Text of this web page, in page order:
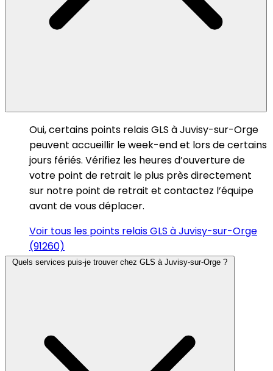
Oui, certains points relais GLS à Juvisy-sur-Orge
peuvent accueillir le week-end et lors de certains
jours fériés. Vérifiez les heures d’ouverture de
votre point de retrait le plus près directement
sur notre point de retrait et contactez l’équipe
avant de vous déplacer.
Voir tous les points relais GLS à Juvisy-sur-Orge
(91260)
Quels services puis-je trouver chez GLS à Juvisy-sur-Orge ?